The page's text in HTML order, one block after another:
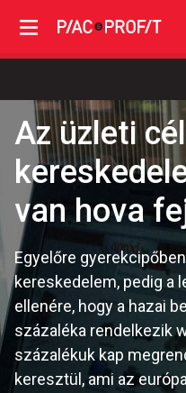
Az üzleti
van hova
Egyelőre
kereskedelem, pedig a
ellenére, hogy a hazai
százaléka rendelkezik
százalékuk kap
keresztül, ami az